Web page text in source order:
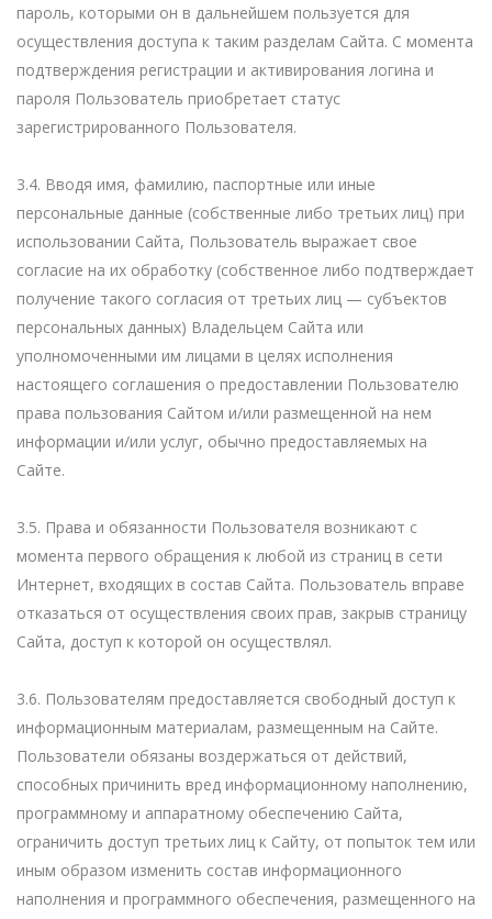
пароль, которыми он в дальнейшем пользуется для
осуществления доступа к таким разделам Сайта. С момента
подтверждения регистрации и активирования логина и
пароля Пользователь приобретает статус
зарегистрированного Пользователя.
3.4. Вводя имя, фамилию, паспортные или иные
персональные данные (собственные либо третьих лиц) при
использовании Сайта, Пользователь выражает свое
согласие на их обработку (собственное либо подтверждает
получение такого согласия от третьих лиц — субъектов
персональных данных) Владельцем Сайта или
уполномоченными им лицами в целях исполнения
настоящего соглашения о предоставлении Пользователю
права пользования Сайтом и/или размещенной на нем
информации и/или услуг, обычно предоставляемых на
Сайте.
3.5. Права и обязанности Пользователя возникают с
момента первого обращения к любой из страниц в сети
Интернет, входящих в состав Сайта. Пользователь вправе
отказаться от осуществления своих прав, закрыв страницу
Сайта, доступ к которой он осуществлял.
3.6. Пользователям предоставляется свободный доступ к
информационным материалам, размещенным на Сайте.
Пользователи обязаны воздержаться от действий,
способных причинить вред информационному наполнению,
программному и аппаратному обеспечению Сайта,
ограничить доступ третьих лиц к Сайту, от попыток тем или
иным образом изменить состав информационного
наполнения и программного обеспечения, размещенного на